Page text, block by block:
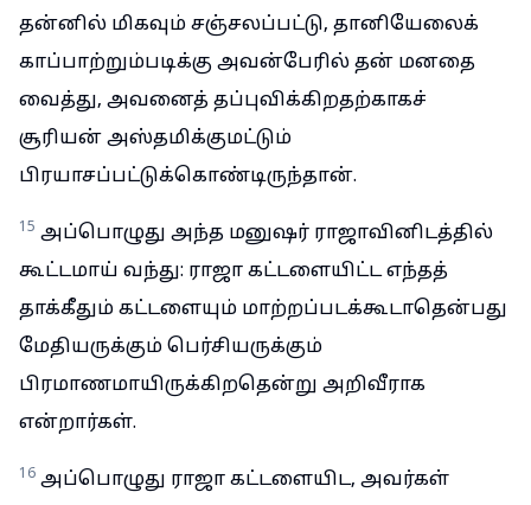
தன்னில் மிகவும் சஞ்சலப்பட்டு, தானியேலைக்
காப்பாற்றும்படிக்கு அவன்பேரில் தன் மனதை
வைத்து, அவனைத் தப்புவிக்கிறதற்காகச்
சூரியன் அஸ்தமிக்குமட்டும்
பிரயாசப்பட்டுக்கொண்டிருந்தான்.
15 அப்பொழுது அந்த மனுஷர் ராஜாவினிடத்தில்
கூட்டமாய் வந்து: ராஜா கட்டளையிட்ட எந்தத்
தாக்கீதும் கட்டளையும் மாற்றப்படக்கூடாதென்பது
மேதியருக்கும் பெர்சியருக்கும்
பிரமாணமாயிருக்கிறதென்று அறிவீராக
என்றார்கள்.
16 அப்பொழுது ராஜா கட்டளையிட, அவர்கள்